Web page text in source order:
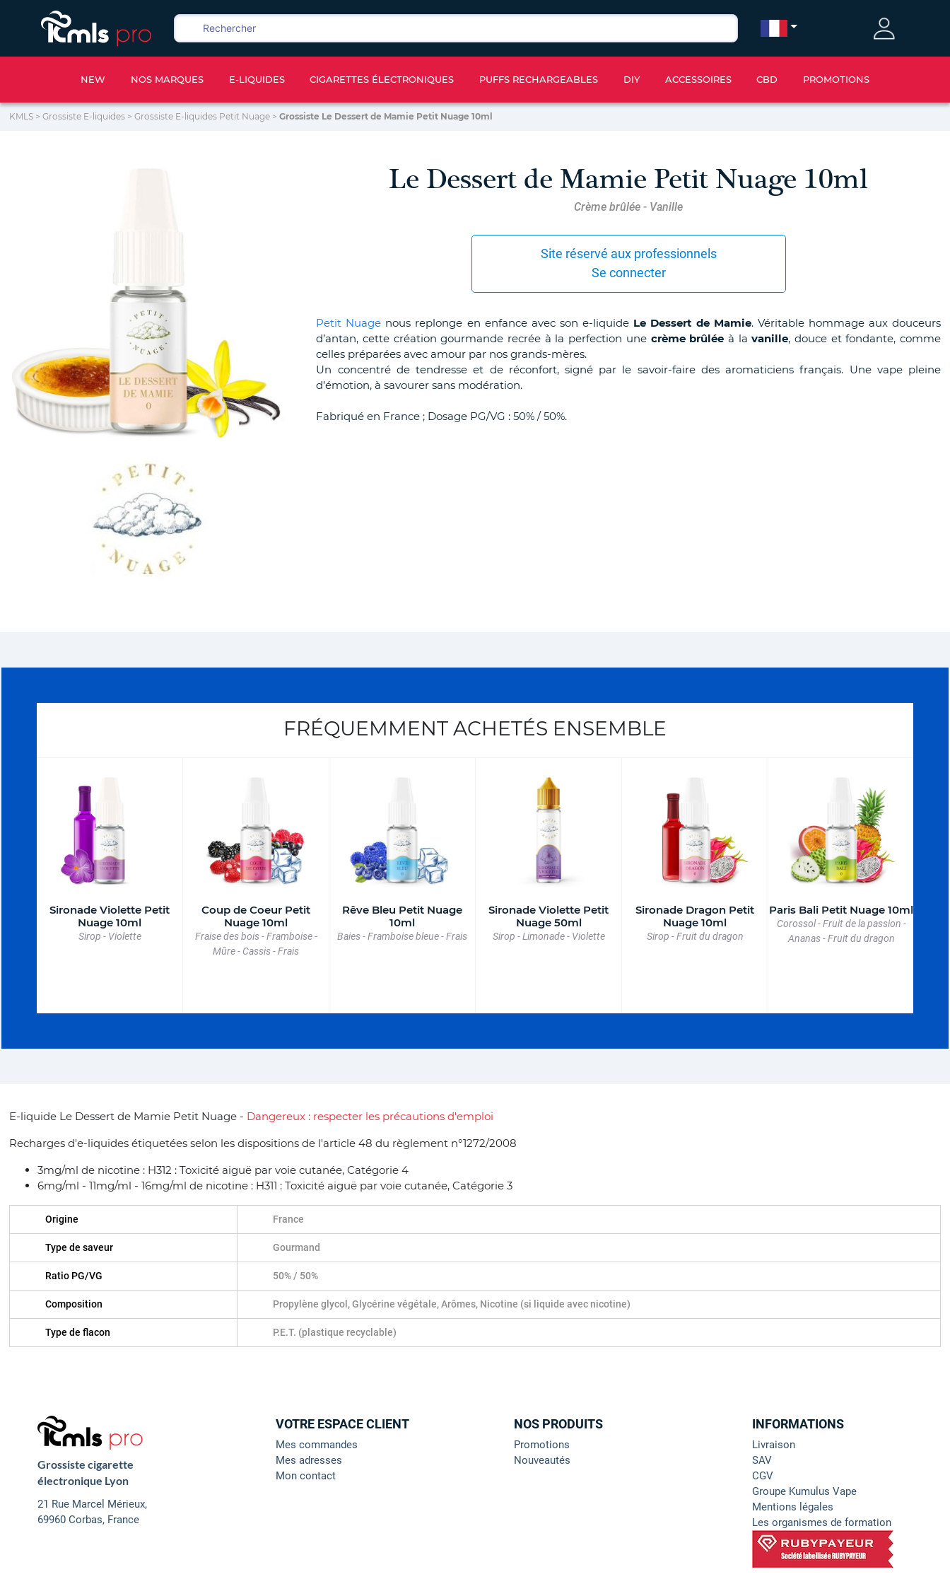
NEW NOS MARQUES E-LIQUIDES CIGARETTES ÉLECTRONIQUES PUFFS RECHARGEABLES DIY ACCESSOIRES CBD PROMOTIONS
KMLS > Grossiste E-liquides > Grossiste E-liquides Petit Nuage > Grossiste Le Dessert de Mamie Petit Nuage 10ml
Le Dessert de Mamie Petit Nuage 10ml
Crème brûlée - Vanille
Site réservé aux professionnels
Se connecter
Petit Nuage nous replonge en enfance avec son e-liquideLe Dessert de Mamie. Véritable hommage aux douceurs
d’antan, cette création gourmande recrée à la perfection une crème brûlée à lavanille, douce et fondante, comme
celles préparées avec amour par nos grands-mères.
Un concentré de tendresse et de réconfort, signé par le savoir-faire des aromaticiens français. Une vape pleine
d’émotion, à savourer sans modération.
Fabriqué en France ; Dosage PG/VG : 50% / 50%.
FRÉQUEMMENT ACHETÉS ENSEMBLE
Sironade Violette Petit
Nuage 10ml
Sirop - Violette
Coup de Coeur Petit
Nuage 10ml
Fraise des bois - Framboise -
Mûre - Cassis - Frais
Rêve Bleu Petit Nuage
10ml
Baies - Framboise bleue - Frais
Sironade Violette Petit
Nuage 50ml
Sirop - Limonade - Violette
Sironade Dragon Petit
Nuage 10ml
Sirop - Fruit du dragon
Paris Bali Petit Nuage 10ml
Corossol - Fruit de la passion -
Ananas - Fruit du dragon
E-liquide Le Dessert de Mamie Petit Nuage - Dangereux : respecter les précautions d'emploi
Recharges d'e-liquides étiquetées selon les dispositions de l'article 48 du règlement n°1272/2008
3mg/ml de nicotine : H312 : Toxicité aiguë par voie cutanée, Catégorie 4
6mg/ml - 11mg/ml - 16mg/ml de nicotine : H311 : Toxicité aiguë par voie cutanée, Catégorie 3
Origine France
Type de saveur Gourmand
Ratio PG/VG 50% / 50%
Composition Propylène glycol, Glycérine végétale, Arômes, Nicotine (si liquide avec nicotine)
Type de flacon P.E.T. (plastique recyclable)
Grossiste cigarette
électronique Lyon
21 Rue Marcel Mérieux,
69960 Corbas, France
VOTRE ESPACE CLIENT
Mes commandes
Mes adresses
Mon contact
NOS PRODUITS
Promotions
Nouveautés
INFORMATIONS
Livraison
SAV
CGV
Groupe Kumulus Vape
Mentions légales
Les organismes de formation